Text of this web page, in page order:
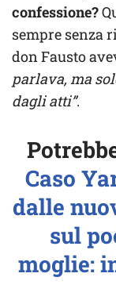
confessione?
sempre senza
don Fausto
parlava, ma
dagli atti”.
Caso
dalle
sul
moglie: